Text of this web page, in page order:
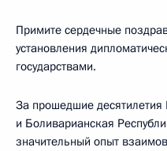
Примите сердечные
установления
государствами.
За прошедшие
и Боливарианская
значительный опыт